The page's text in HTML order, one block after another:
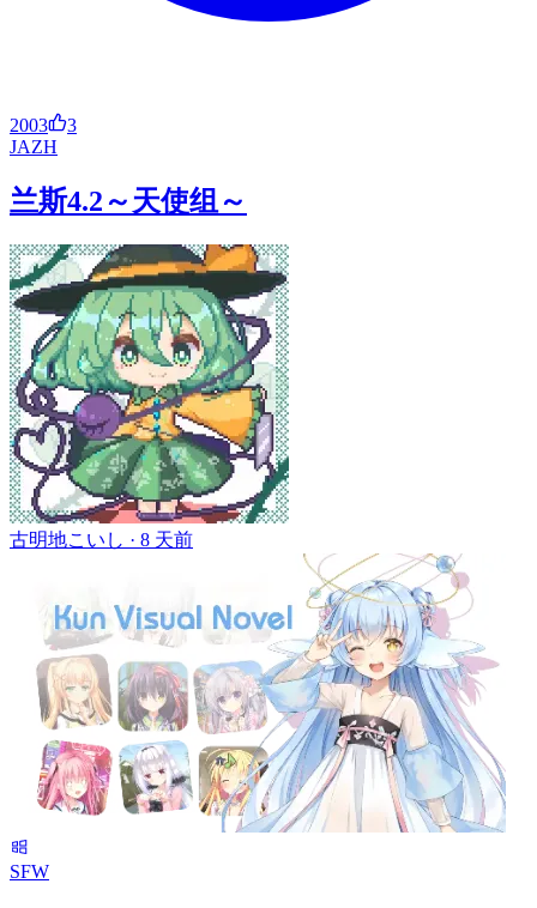
2003
3
JAZH
兰斯4.2～天使组～
古明地こいし · 8 天前
SFW